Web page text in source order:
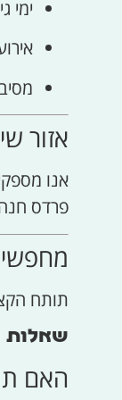
ימי
אזור
אנו
פרדס חנה
תותח
שאלות
האם